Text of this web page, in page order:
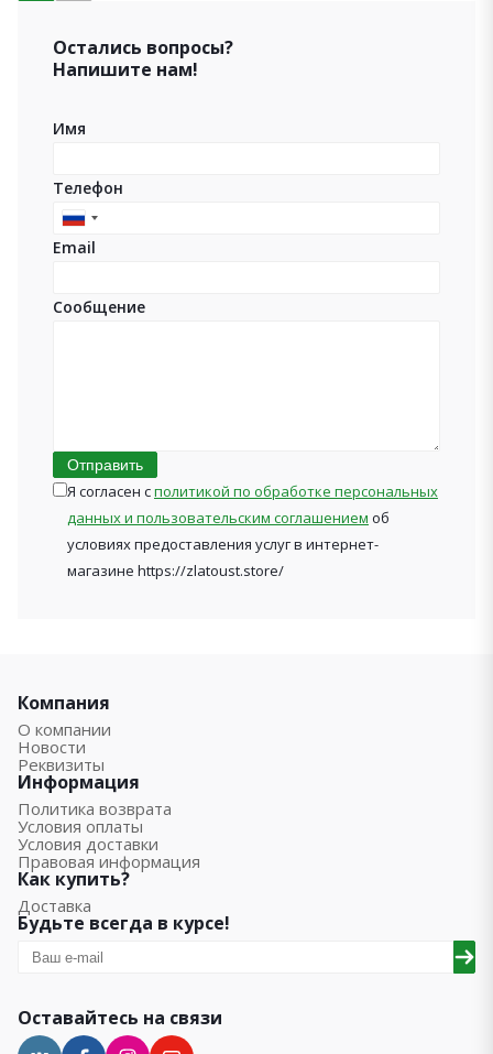
Остались вопросы?
Напишите нам!
Имя
Телефон
Russia
+7
Email
Сообщение
Отправить
Я согласен сполитикой по обработке персональных
данных и пользовательским соглашением об
условиях предоставления услуг в интернет-
магазине https://zlatoust.store/
Компания
О компании
Новости
Реквизиты
Информация
Политика возврата
Условия оплаты
Условия доставки
Правовая информация
Как купить?
Доставка
Будьте всегда в курсе!
Оставайтесь на связи